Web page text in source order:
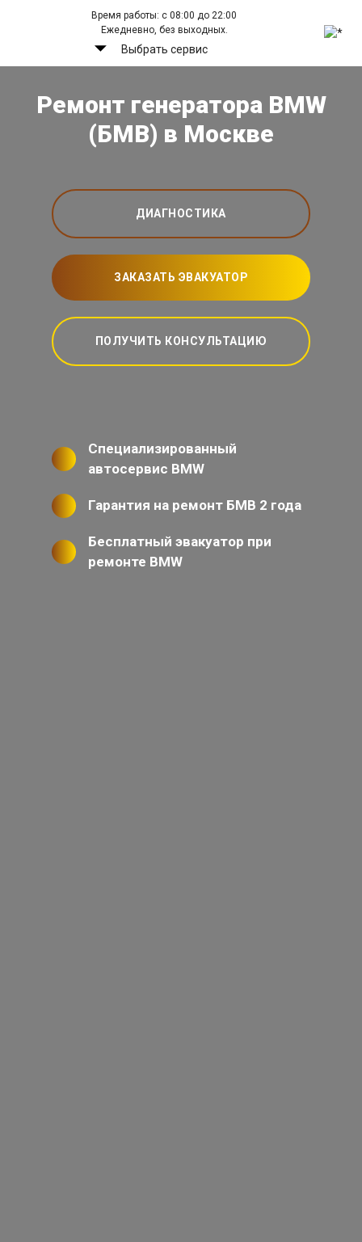
Время работы: с 08:00 до 22:00
Ежедневно, без выходных.
Выбрать сервис
Ремонт генератора BMW
(БМВ) в Москве
ДИАГНОСТИКА
ЗАКАЗАТЬ ЭВАКУАТОР
ПОЛУЧИТЬ КОНСУЛЬТАЦИЮ
Специализированный
автосервис BMW
Гарантия на ремонт БМВ 2 года
Бесплатный эвакуатор при
ремонте BMW